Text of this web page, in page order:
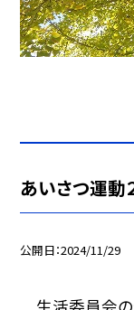
あいさつ運動
公開日 2024/11/29